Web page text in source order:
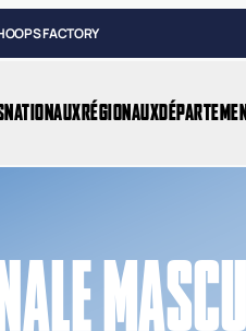
FACTORY
NATIONAUXRÉGIONAUX